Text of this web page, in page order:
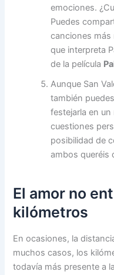
emociones.
Puedes
canciones más
que interpreta
de la película
Aunque San
también puedes
festejarla en
cuestiones
posibilidad de
ambos queréis
El amor no
kilómetros
En ocasiones, la
muchos casos, los
todavía más presente a